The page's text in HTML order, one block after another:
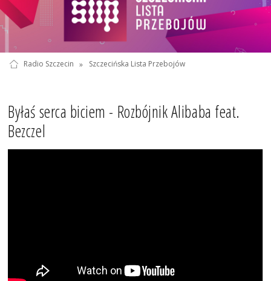
Radio Szczecin » Szczecińska Lista Przebojów
Byłaś serca biciem - Rozbójnik Alibaba feat.
Bezczel